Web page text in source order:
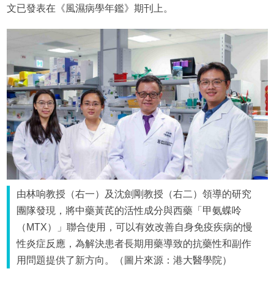
文已發表在《風濕病學年鑑》期刊上。
由林响教授（右一）及沈劍剛教授（右二）領導的研究
團隊發現，將中藥黃芪的活性成分與西藥「甲氨蝶呤
（MTX）」聯合使用，可以有效改善自身免疫疾病的慢
性炎症反應，為解決患者長期用藥導致的抗藥性和副作
用問題提供了新方向。（圖片來源：港大醫學院）